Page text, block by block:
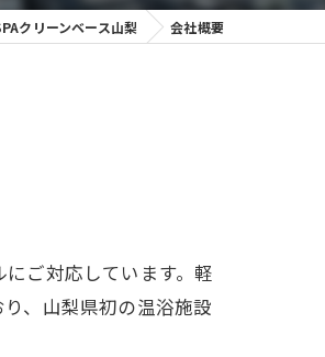
クリーンベース山梨 会社概要
ご対応しています。軽
、山梨県初の温浴施設